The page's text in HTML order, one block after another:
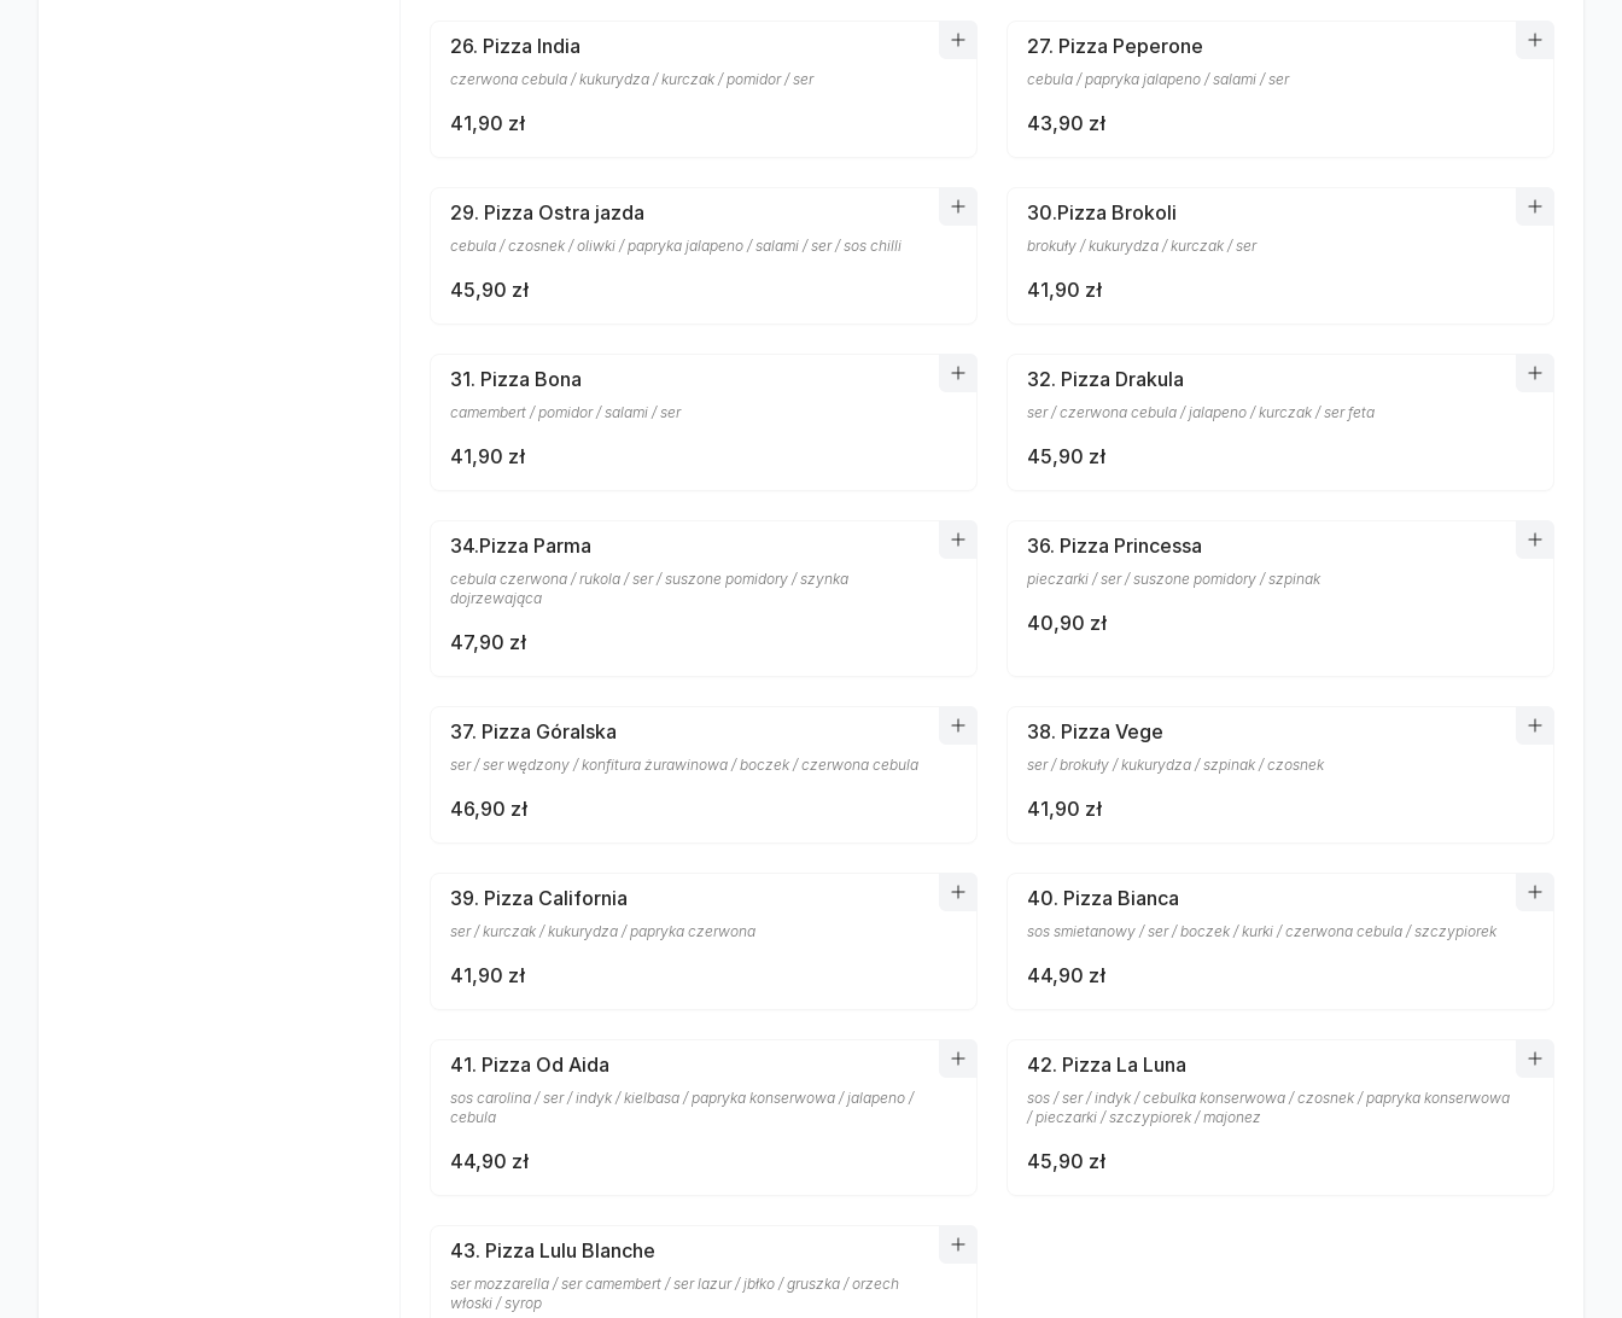
26. Pizza India
czerwona cebula / kukurydza / kurczak / pomidor / ser
41,90 zł
27. Pizza Peperone
cebula / papryka jalapeno / salami / ser
43,90 zł
29. Pizza Ostra jazda
cebula / czosnek / oliwki / papryka jalapeno / salami / ser / sos chilli
45,90 zł
30.Pizza Brokoli
brokuły / kukurydza / kurczak / ser
41,90 zł
31. Pizza Bona
camembert / pomidor / salami / ser
41,90 zł
32. Pizza Drakula
ser / czerwona cebula / jalapeno / kurczak / ser feta
45,90 zł
34.Pizza Parma
cebula czerwona / rukola / ser / suszone pomidory / szynka
dojrzewająca
47,90 zł
36. Pizza Princessa
pieczarki / ser / suszone pomidory / szpinak
40,90 zł
37. Pizza Góralska
ser / ser wędzony / konfitura żurawinowa / boczek / czerwona cebula
46,90 zł
38. Pizza Vege
ser / brokuły / kukurydza / szpinak / czosnek
41,90 zł
39. Pizza California
ser / kurczak / kukurydza / papryka czerwona
41,90 zł
40. Pizza Bianca
sos smietanowy / ser / boczek / kurki / czerwona cebula / szczypiorek
44,90 zł
41. Pizza Od Aida
sos carolina / ser / indyk / kielbasa / papryka konserwowa / jalapeno /
cebula
44,90 zł
42. Pizza La Luna
sos / ser / indyk / cebulka konserwowa / czosnek / papryka konserwowa
/ pieczarki / szczypiorek / majonez
45,90 zł
43. Pizza Lulu Blanche
ser mozzarella / ser camembert / ser lazur / jbłko / gruszka / orzech
włoski / syrop